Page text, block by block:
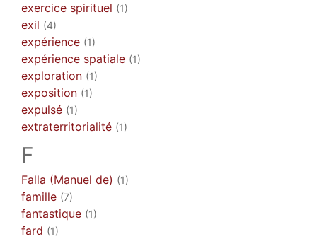
exercice spirituel (1)
exil (4)
expérience (1)
expérience spatiale (1)
exploration (1)
exposition (1)
expulsé (1)
extraterritorialité (1)
F
Falla (Manuel de) (1)
famille (7)
fantastique (1)
fard (1)